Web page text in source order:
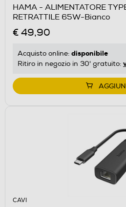
HAMA - ALIMENTATORE
RETRATTILE 65W-Bianco
€ 49,90
Acquisto online: disponibile
Ritiro in negozio in 30' gratuito:
CAVI